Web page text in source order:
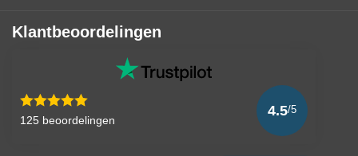
Klantbeoordelingen
125 beoordelingen
4.5/5